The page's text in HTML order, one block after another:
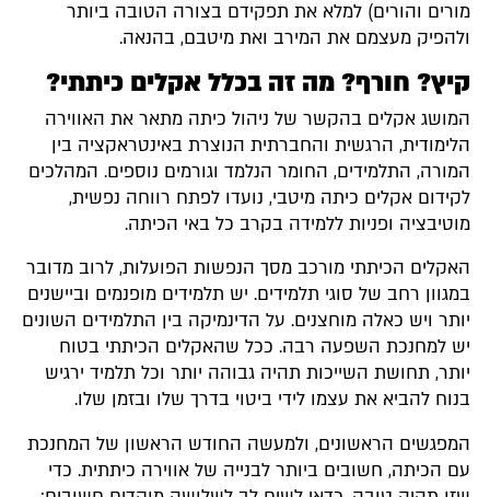
מורים והורים) למלא את תפקידם בצורה הטובה ביותר
ולהפיק מעצמם את המירב ואת מיטבם, בהנאה.
קיץ? חורף? מה זה בכלל אקלים כיתתי?
המושג אקלים בהקשר של ניהול כיתה מתאר את האווירה
הלימודית, הרגשית והחברתית הנוצרת באינטראקציה בין
המורה, התלמידים, החומר הנלמד וגורמים נוספים. המהלכים
לקידום אקלים כיתה מיטבי, נועדו לפתח רווחה נפשית,
מוטיבציה ופניות ללמידה בקרב כל באי הכיתה.
האקלים הכיתתי מורכב מסך הנפשות הפועלות, לרוב מדובר
במגוון רחב של סוגי תלמידים. יש תלמידים מופנמים וביישנים
יותר ויש כאלה מוחצנים. על הדינמיקה בין התלמידים השונים
יש למחנכת השפעה רבה. ככל שהאקלים הכיתתי בטוח
יותר, תחושת השייכות תהיה גבוהה יותר וכל תלמיד ירגיש
בנוח להביא את עצמו לידי ביטוי בדרך שלו ובזמן שלו.
המפגשים הראשונים, ולמעשה החודש הראשון של המחנכת
עם הכיתה, חשובים ביותר לבנייה של אווירה כיתתית. כדי